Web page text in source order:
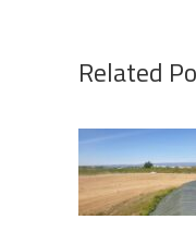
Related